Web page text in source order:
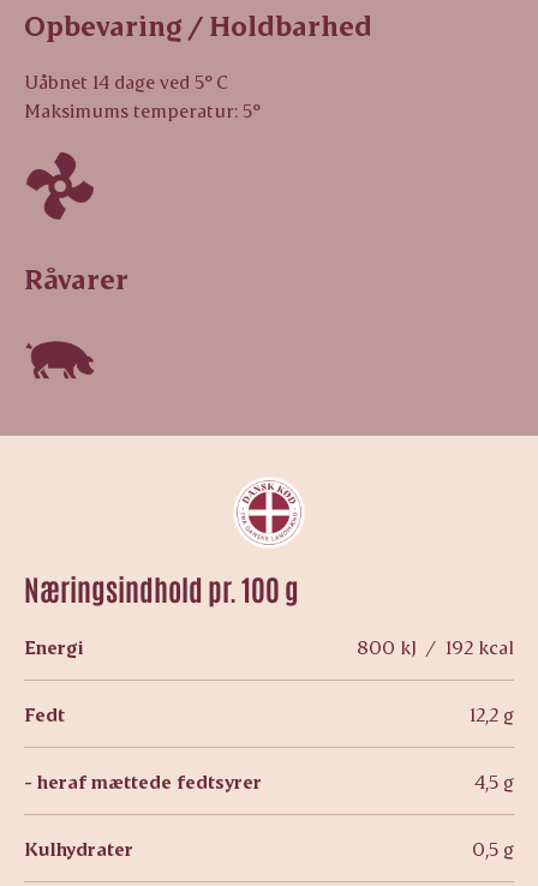
Næringsindhold pr. 100 g
Energi 800 kJ / 192 kcal
Fedt 12,2 g
- heraf mættede fedtsyrer 4,5 g
Kulhydrater 0,5 g
Opbevaring / Holdbarhed
Uåbnet 14 dage ved 5° C
Maksimums temperatur: 5°
Råvarer